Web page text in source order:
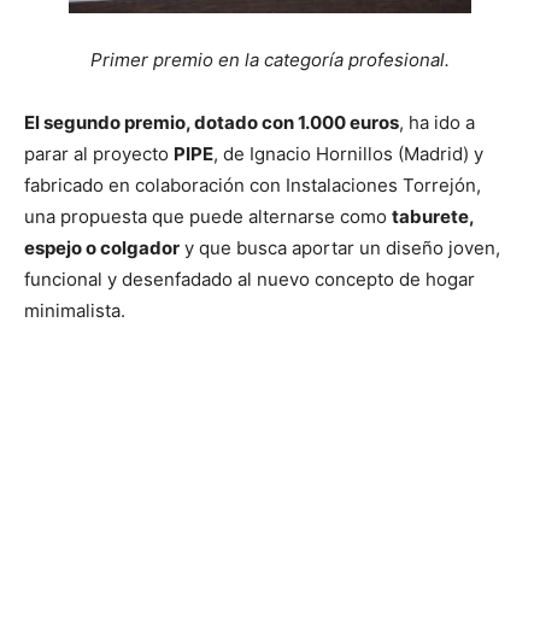
Primer premio en la categoría profesional.
El segundo premio, dotado con 1.000 euros, ha ido a
parar al proyecto PIPE, de Ignacio Hornillos (Madrid) y
fabricado en colaboración con Instalaciones Torrejón,
una propuesta que puede alternarse como taburete,
espejo o colgador y que busca aportar un diseño joven,
funcional y desenfadado al nuevo concepto de hogar
minimalista.